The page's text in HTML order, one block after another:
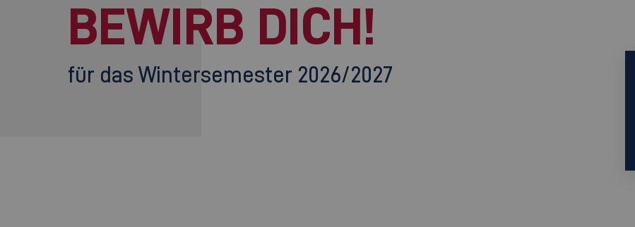
BEWIRB DICH!
für das Wintersemester 2026/2027